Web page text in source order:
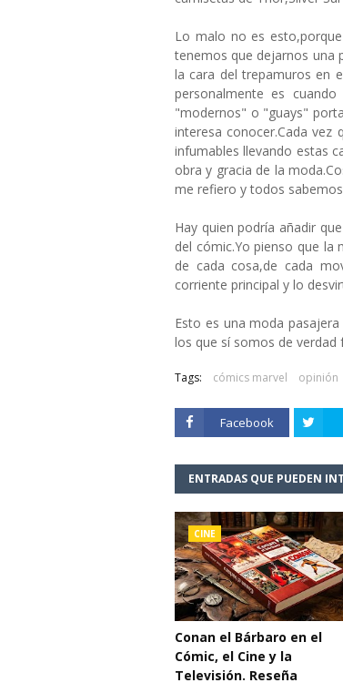
Lo malo no es
tenemos que dejarnos una
la cara del trepamuros en
personalmente es
"modernos" o "guays"
interesa conocer.Cada vez
infumables llevando estas
obra y gracia de la
me refiero y todos
Hay quien podría añadir
del cómic.Yo pienso que
de cada cosa,de cada
corriente principal y lo
Esto es una moda
los que sí somos de
Tags: cómics marvel opinión
Facebook
ENTRADAS QUE PUEDEN
CINE
Conan el Bárbaro en el
Cómic, el Cine y la
Televisión. Reseña